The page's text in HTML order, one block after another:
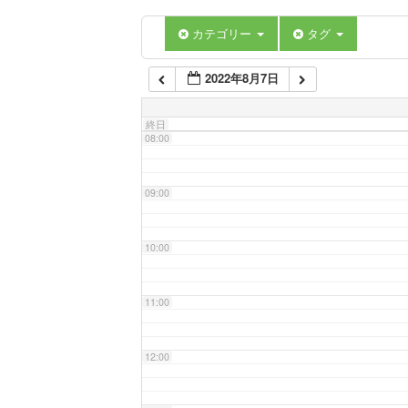
カテゴリー タグ
2022年8月7日
終日
07:00
08:00
09:00
10:00
11:00
12:00